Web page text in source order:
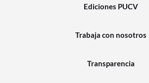
Ediciones PUCV
Trabaja con nosotros
Transparencia